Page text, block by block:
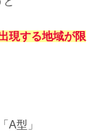
現する地域が限
A型」